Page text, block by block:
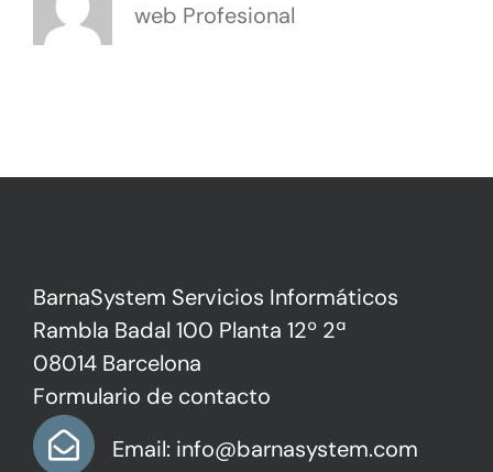
web Profesional
BarnaSystem Servicios Informáticos
Rambla Badal 100 Planta 12º 2ª
08014 Barcelona
Formulario de contacto
Email: info@barnasystem.com